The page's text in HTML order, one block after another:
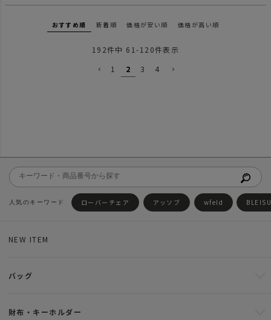
おすすめ順 新着順 価格が安い順 価格が高い順
192件中 61-120件表示
1
2 3 4
ローバーチェア アッソブ wfeld
NEW ITEM
バッグ
財布・キーホルダー